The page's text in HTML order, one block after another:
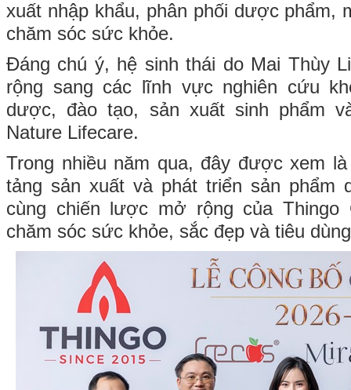
xuất nhập khẩu, phân phối dược phẩm,
chăm sóc sức khỏe.
Đáng chú ý, hệ sinh thái do Mai Thùy
rộng sang các lĩnh vực nghiên cứu
dược, đào tạo, sản xuất sinh phẩm
Nature Lifecare.
Trong nhiều năm qua, đây được xem
tảng sản xuất và phát triển sản phẩm
cùng chiến lược mở rộng của Thingo
chăm sóc sức khỏe, sắc đẹp và tiêu